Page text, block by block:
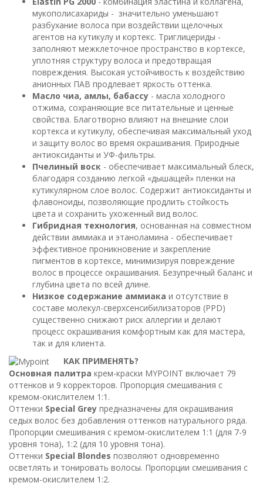
мукополисахариды - значительно уменьшают
разбухание волоса при воздействии щелочных
агентов на кутикулу и кортекс. Триглицериды -
заполняют межклеточное пространство в кортексе,
уплотняя структуру волоса и предотвращая
повреждения. Высокая устойчивость к воздействию
анионных ПАВ продлевает яркость оттенка.
Масло чиа, амлы, бабассу - масла холодного
отжима, сохраняющие все питательные и ценные
свойства. Благотворно влияют на внешние слои
кортекса и кутикулу, обеспечивая максимальный уход
и защиту волос во время окрашивания. Природные
антиоксиданты и УФ-фильтры.
Пчелиный воск - обеспечивает максимальный блеск,
благодаря созданию легкой «дышащей» пленки на
кутикулярном слое волос. Содержит антиоксиданты и
флавоноиды, позволяющие продлить стойкость
цвета и сохранить ухоженный вид волос.
Гибридная технология, основанная на совместном
действии аммиака и этаноламина - обеспечивает
эффективное проникновение и закрепление
пигментов в кортексе, минимизируя повреждение
волос в процессе окрашивания. Безупречный баланс и
глубина цвета по всей длине.
Низкое содержание аммиака и отсутствие в
составе молекул-сверхсенсибилизаторов (PPD)
существенно снижают риск аллергии и делают
процесс окрашивания комфортным как для мастера,
так и для клиента.
КАК ПРИМЕНЯТЬ?
Основная палитра крем-краски MYPOINT включает 79
оттенков и 9 корректоров. Пропорция смешивания с
кремом-окислителем 1:1.
Оттенки Special Grey предназначены для окрашивания
седых волос без добавления оттенков натурального ряда.
Пропорции смешивания с кремом-окислителем 1:1 (для 7-9
уровня тона), 1:2 (для 10 уровня тона).
Оттенки Special Blondes позволяют одновременно
осветлять и тонировать волосы. Пропорции смешивания с
кремом-окислителем 1:2.